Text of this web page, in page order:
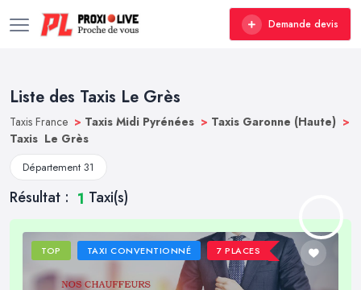
Demande devis
Liste des Taxis Le Grès
Taxis France > Taxis Midi Pyrénées > Taxis Garonne (Haute) >
Taxis Le Grès
Département 31
Résultat : 1 Taxi(s)
TOP TAXI CONVENTIONNÉ 7 PLACES